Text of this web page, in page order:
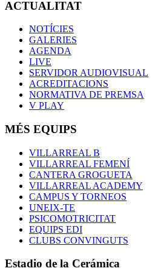
ACTUALITAT
NOTÍCIES
GALERIES
AGENDA
LIVE
SERVIDOR AUDIOVISUAL
ACREDITACIONS
NORMATIVA DE PREMSA
V PLAY
MÉS EQUIPS
VILLARREAL B
VILLARREAL FEMENÍ
CANTERA GROGUETA
VILLARREAL ACADEMY
CAMPUS Y TORNEOS
UNEIX-TE
PSICOMOTRICITAT
EQUIPS EDI
CLUBS CONVINGUTS
Estadio de la Cerámica